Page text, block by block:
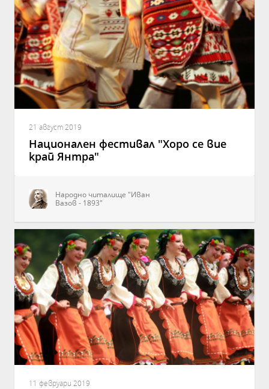
21 август 2019
Национален фестивал "Хоро се вие
край Янтра"
Народно читалище "Иван
Вазов - 1893"
11 февруари 2019